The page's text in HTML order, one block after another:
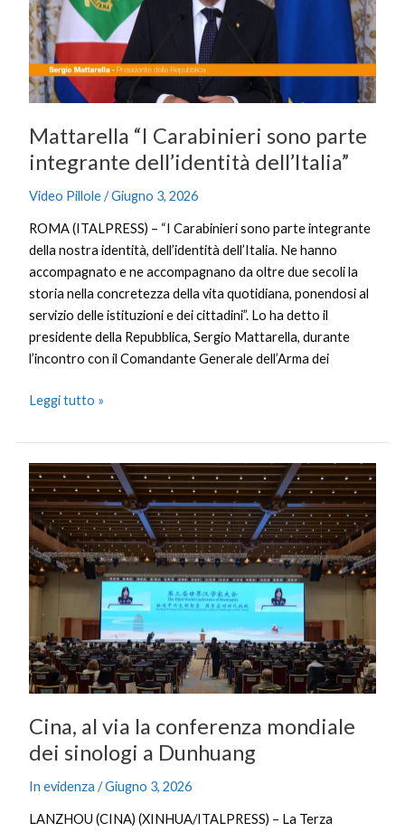
Mattarella “I Carabinieri sono parte
integrante dell’identità dell’Italia”
Video Pillole/Giugno 3, 2026
ROMA (ITALPRESS) – “I Carabinieri sono parte integrante
della nostra identità, dell’identità dell’Italia. Ne hanno
accompagnato e ne accompagnano da oltre due secoli la
storia nella concretezza della vita quotidiana, ponendosi al
servizio delle istituzioni e dei cittadini”. Lo ha detto il
presidente della Repubblica, Sergio Mattarella, durante
l’incontro con il Comandante Generale dell’Arma dei
parte
integrante
dell’identità
dell’Italia”
Leggi tutto »
Cina, al via la conferenza mondiale
dei sinologi a Dunhuang
In evidenza /Giugno 3, 2026
LANZHOU (CINA) (XINHUA/ITALPRESS) – La Terza
Cina,
al
via
la
conferenza
mondiale
sinologi
a
Dunhuang